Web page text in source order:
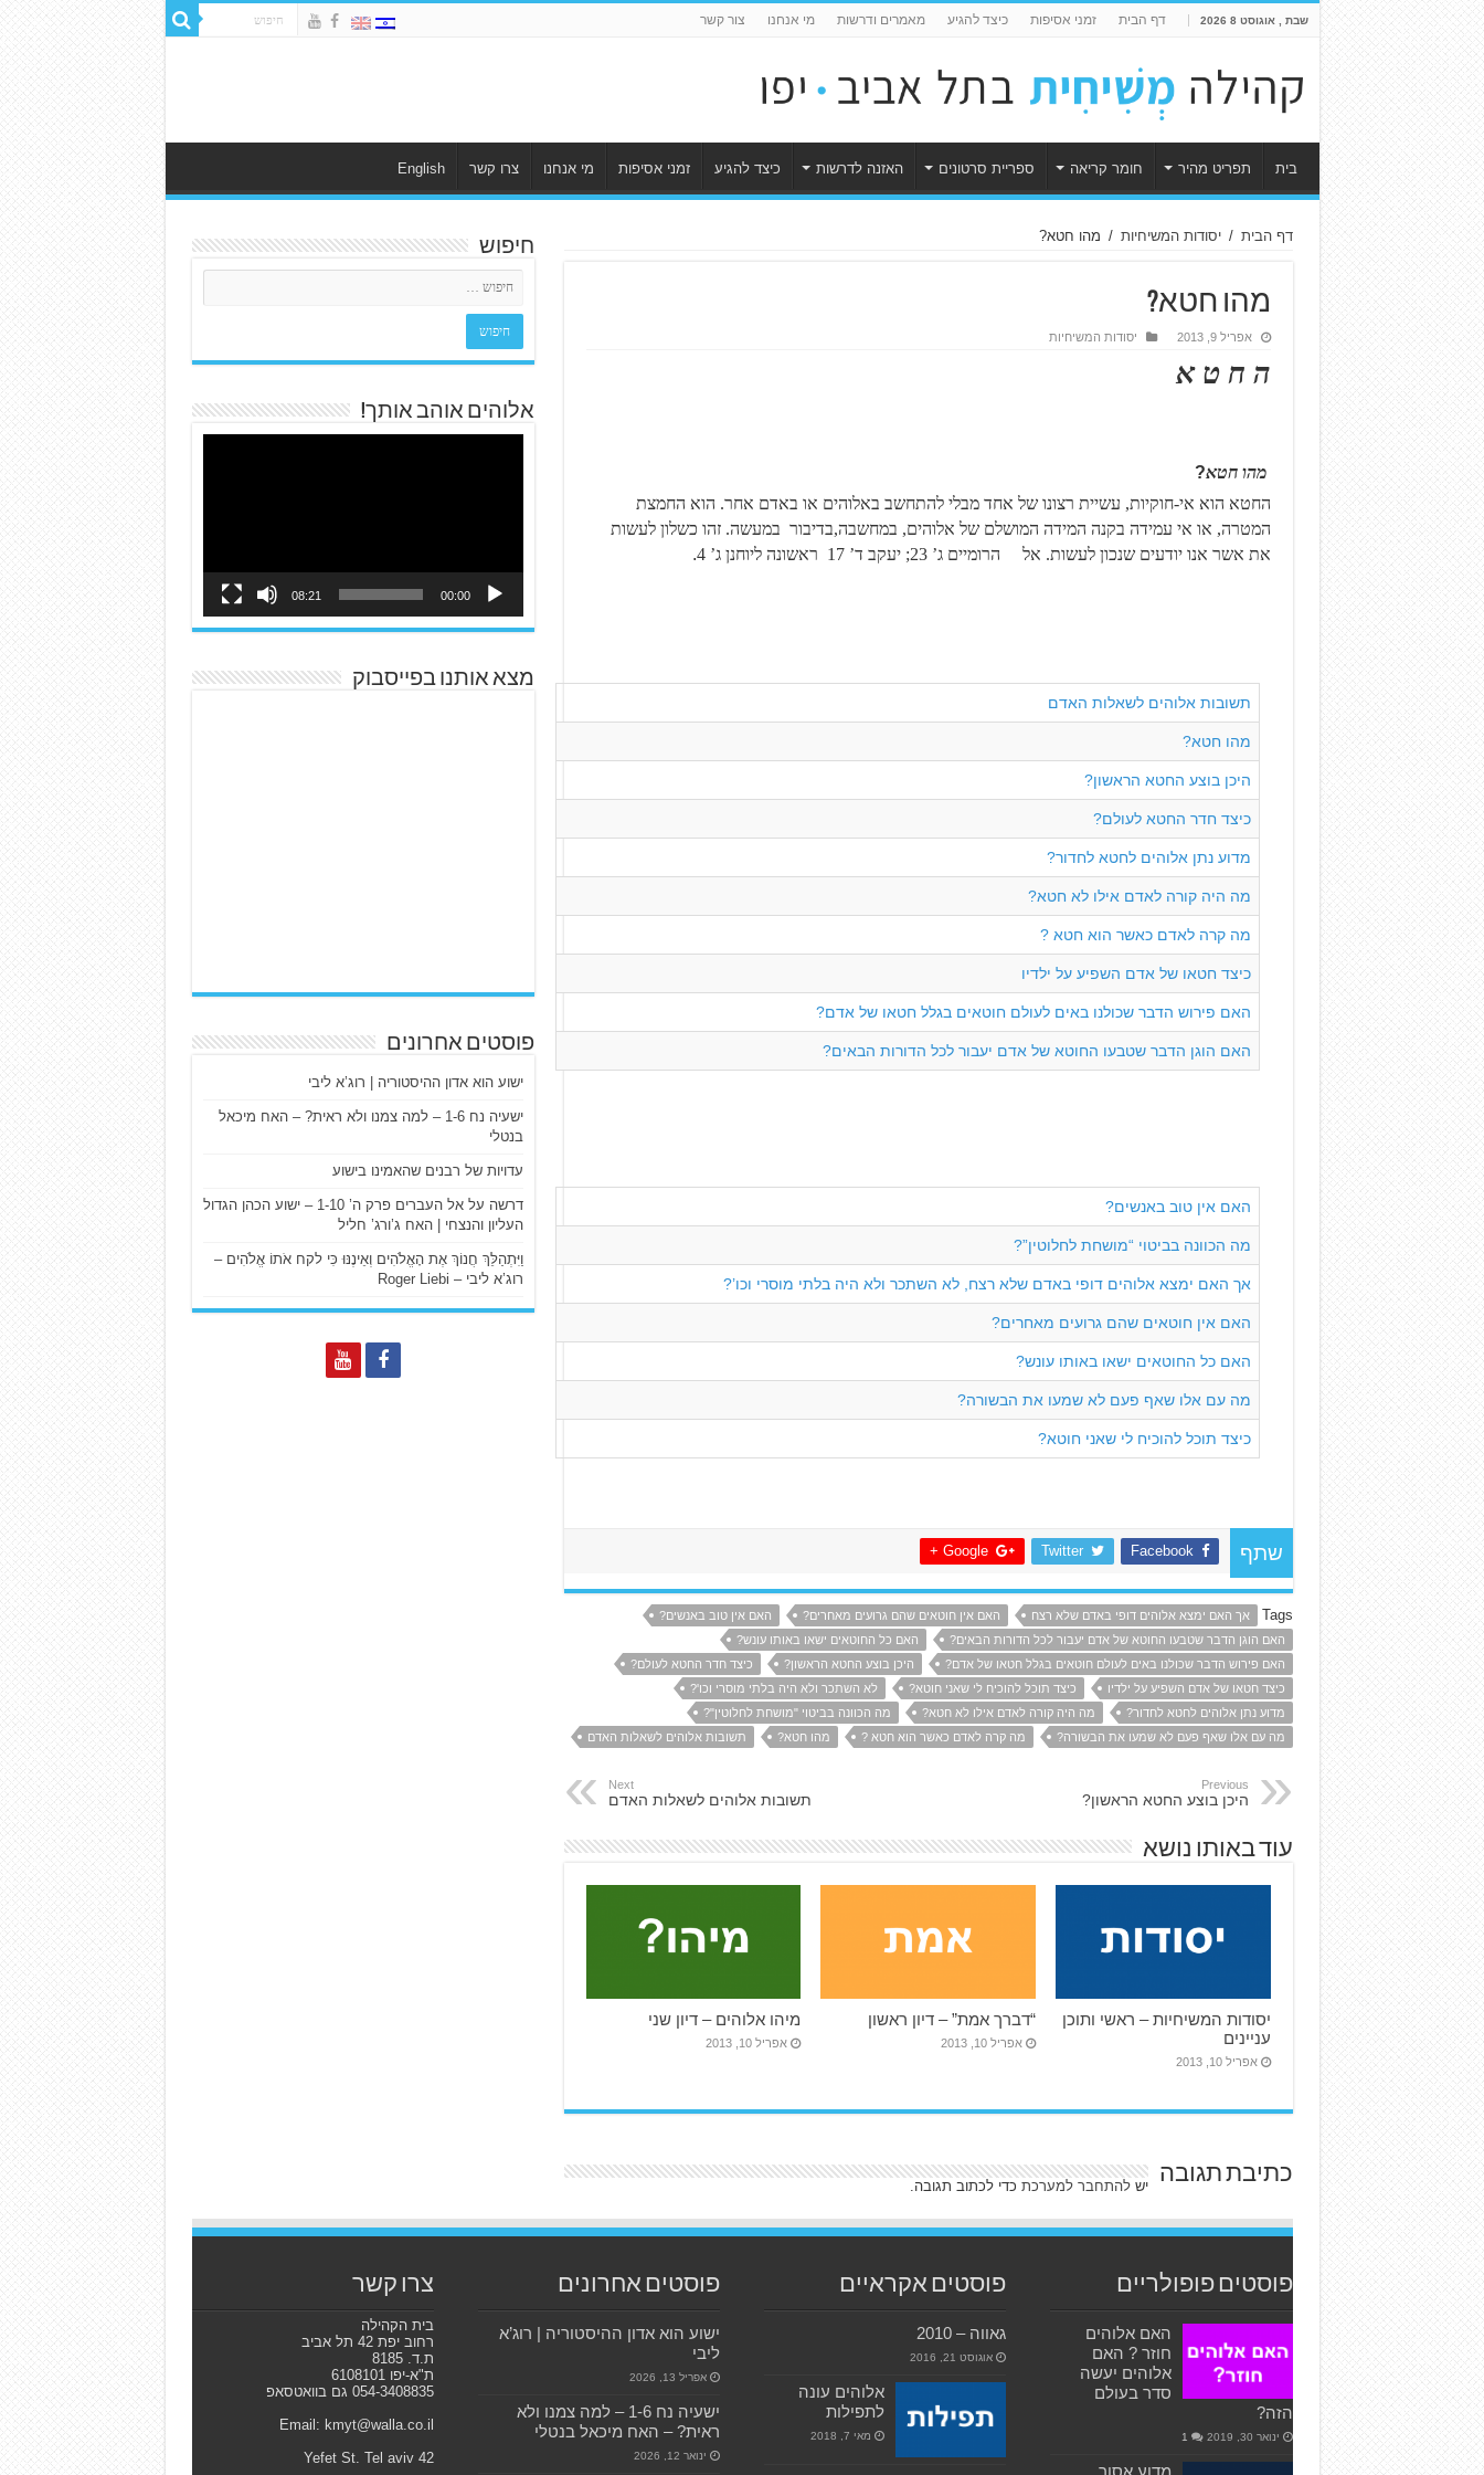
שבת , אוגוסט 8 2026 דף הבית זמני אסיפות כיצד להגיע מאמרים ודרשות מי אנחנו צור קשר
בית תפריט מהיר חומר קריאה ספריית סרטונים האזנה לדרשות כיצד להגיע זמני אסיפות מי אנחנו צרו קשר English
דף הבית / יסודות המשיחיות / מהו חטא?
מהו חטא?
אפריל 9, 2013 יסודות המשיחיות
ה ח ט א
מהו חטא?
החטא הוא אי-חוקיות, עשיית רצונו של אחד מבלי להתחשב באלוהים או באדם אחר. הוא החמצת
המטרה, או אי עמידה בקנה המידה המושלם של אלוהים, במחשבה,בדיבור במעשה. זהו כשלון לעשות
את אשר אנו יודעים שנכון לעשות. אל הרומיים ג’ 23; יעקב ד’ 17 ראשונה ליוחנן ג’ 4
.
תשובות אלוהים לשאלות האדם
מהו חטא?
היכן בוצע החטא הראשון?
כיצד חדר החטא לעולם?
מדוע נתן אלוהים לחטא לחדור?
מה היה קורה לאדם אילו לא חטא?
מה קרה לאדם כאשר הוא חטא ?
כיצד חטאו של אדם השפיע על ילדיו
האם פירוש הדבר שכולנו באים לעולם חוטאים בגלל חטאו של אדם?
האם הוגן הדבר שטבעו החוטא של אדם יעבור לכל הדורות הבאים?
האם אין טוב באנשים?
מה הכוונה בביטוי “מושחת לחלוטין”?
אך האם ימצא אלוהים דופי באדם שלא רצח, לא השתכר ולא היה בלתי מוסרי וכו’?
האם אין חוטאים שהם גרועים מאחרים?
האם כל החוטאים ישאו באותו עונש?
מה עם אלו שאף פעם לא שמעו את הבשורה?
כיצד תוכל להוכיח לי שאני חוטא?
שתף Facebook
Twitter
Google +
Tags אך האם ימצא אלוהים דופי באדם שלא רצח האם אין חוטאים שהם גרועים מאחרים?
האם אין טוב באנשים?
האם הוגן הדבר שטבעו החוטא של אדם יעבור לכל הדורות הבאים?
האם כל החוטאים ישאו באותו עונש?
האם פירוש הדבר שכולנו באים לעולם חוטאים בגלל חטאו של אדם?
היכן בוצע החטא הראשון?
כיצד חדר החטא לעולם?
כיצד חטאו של אדם השפיע על ילדיו
כיצד תוכל להוכיח לי שאני חוטא?
לא השתכר ולא היה בלתי מוסרי וכו'?
מדוע נתן אלוהים לחטא לחדור?
מה היה קורה לאדם אילו לא חטא?
מה הכוונה בביטוי "מושחת לחלוטין"?
מה עם אלו שאף פעם לא שמעו את הבשורה?
מה קרה לאדם כאשר הוא חטא ? מהו חטא? תשובות אלוהים לשאלות האדם
Previous
היכן בוצע החטא הראשון?
Next
תשובות אלוהים לשאלות האדם
עוד באותו נושא
יסודות המשיחיות – ראשי ותוכן
עניינים
אפריל 10, 2013
“דברך אמת” – דיון ראשון
אפריל 10, 2013
מיהו אלוהים – דיון שני
אפריל 10, 2013
כתיבת תגובה ישלהתחבר למערכת כדי לכתוב תגובה.
חיפוש
אלוהים אוהב אותך!
00:00
08:21
מצא אותנו בפייסבוק
פוסטים אחרונים
ישוע הוא אדון ההיסטוריה | רוג’א ליבי
ישעיה נח 1-6 – למה צמנו ולא ראית? – האח מיכאל
בנטלי
עדויות של רבנים שהאמינו בישוע
דרשה על אל העברים פרק ה’ 1-10 – ישוע הכהן הגדול
העליון והנצחי | האח ג’ורג’ חליל
וַיִּתְהַלֵּךְ חֲנוֹךְ אֶת הָאֱלֹהִים וְאֵינֶנּוּ כִּי לקח אֹתוֹ אֱלֹהִים –
רוג’א ליבי – Roger Liebi
פוסטים פופולריים
האם אלוהים
חוזר ? האם
אלוהים יעשה
סדר בעולם
הזה?
ינואר 30, 2019 1
פוסטים אקראיים
גאווה – 2010
אוגוסט 21, 2016
אלוהים עונה
לתפילות
מאי 7, 2018
פוסטים אחרונים
ישוע הוא אדון ההיסטוריה | רוג’א
ליבי
אפריל 13, 2026
ישעיה נח 1-6 – למה צמנו ולא
ראית? – האח מיכאל בנטלי
ינואר 12, 2026
צרו קשר
בית הקהילה
רחוב יפת 42 תל אביב
ת.ד. 8185
ת"א-יפו 6108101
054-3408835 גם בוואטסאפ
Email: kmyt@walla.co.il
42 Yefet St. Tel aviv